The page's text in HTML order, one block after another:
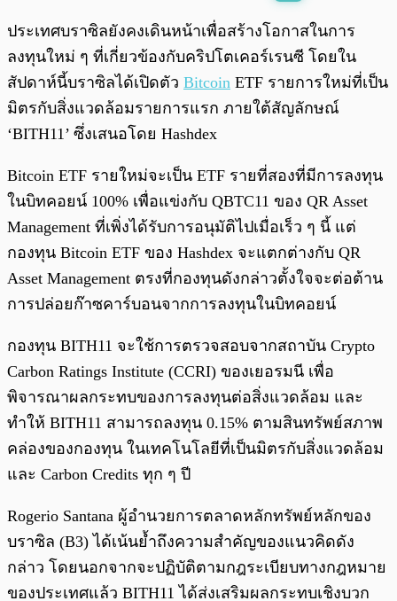
พร้อมเล่น 0:00
ประเทศบราซิลยังคงเดินหน้าเพื่อสร้างโอกาสในการ
ลงทุนใหม่ ๆ ที่เกี่ยวข้องกับคริปโตเคอร์เรนซี โดยใน
สัปดาห์นี้บราซิลได้เปิดตัว Bitcoin ETF รายการใหม่ที่เป็น
มิตรกับสิ่งแวดล้อมรายการแรก ภายใต้สัญลักษณ์
‘BITH11’ ซึ่งเสนอโดย Hashdex
Bitcoin ETF รายใหม่จะเป็น ETF รายที่สองที่มีการลงทุน
ในบิทคอยน์ 100% เพื่อแข่งกับ QBTC11 ของ QR Asset
Management ที่เพิ่งได้รับการอนุมัติไปเมื่อเร็ว ๆ นี้ แต่
กองทุน Bitcoin ETF ของ Hashdex จะแตกต่างกับ QR
Asset Management ตรงที่กองทุนดังกล่าวตั้งใจจะต่อต้าน
การปล่อยก๊าซคาร์บอนจากการลงทุนในบิทคอยน์
กองทุน BITH11 จะใช้การตรวจสอบจากสถาบัน Crypto
Carbon Ratings Institute (CCRI) ของเยอรมนี เพื่อ
พิจารณาผลกระทบของการลงทุนต่อสิ่งแวดล้อม และ
ทำให้ BITH11 สามารถลงทุน 0.15% ตามสินทรัพย์สภาพ
คล่องของกองทุน ในเทคโนโลยีที่เป็นมิตรกับสิ่งแวดล้อม
และ Carbon Credits ทุก ๆ ปี
Rogerio Santana ผู้อำนวยการตลาดหลักทรัพย์หลักของ
บราซิล (B3) ได้เน้นย้ำถึงความสำคัญของแนวคิดดัง
กล่าว โดยนอกจากจะปฏิบัติตามกฎระเบียบทางกฎหมาย
ของประเทศแล้ว BITH11 ได้ส่งเสริมผลกระทบเชิงบวก